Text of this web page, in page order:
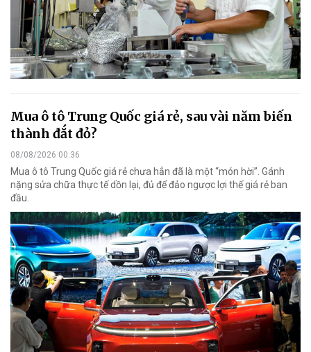
Mua ô tô Trung Quốc giá rẻ, sau vài năm biến
thành đắt đỏ?
08/08/2026 00:36
Mua ô tô Trung Quốc giá rẻ chưa hẳn đã là một “món hời”. Gánh
nặng sửa chữa thực tế dồn lại, đủ để đảo ngược lợi thế giá rẻ ban
đầu.